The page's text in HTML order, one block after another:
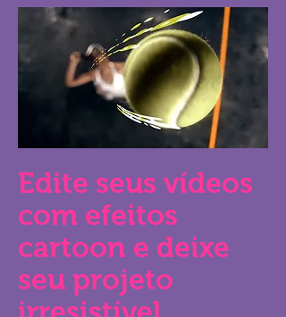
Edite seus vídeos
com efeitos
cartoon e deixe
seu projeto